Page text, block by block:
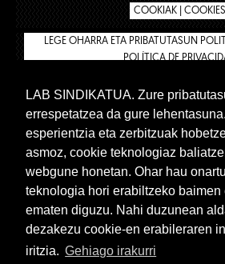
COOKIAK | COOKIES
LEGE OHARRA ETA PRIBATUTASUN
POLÍTICA DE
BIZILAN.EUS
INTRANET 🔑
Euskera
LAB SINDIKATUA. Zure
errespetatzea da gure
esperientzia eta zerbitzuak
asmoz, cookie teknologiaz
webgune honetan. Ohar hau
teknologia hori erabiltzeko baimen
ematen diguzu. Nahi duzunean
dezakezu cookie-en erabileraren
iritzia. Gehiago irakurri